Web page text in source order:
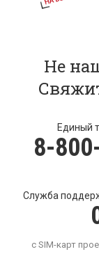
Не
Единый
8-
Служба
с SIM-карт